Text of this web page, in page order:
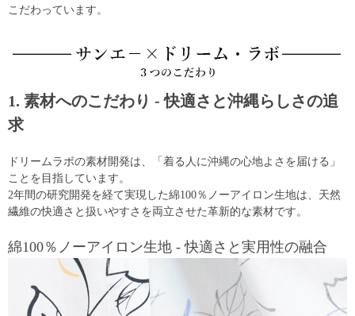
こだわっています。
1. 素材へのこだわり - 快適さと沖縄らしさの追
求
ドリームラボの素材開発は、「着る人に沖縄の心地よさを届ける」
ことを目指しています。
2年間の研究開発を経て実現した綿100％ノーアイロン生地は、天然
繊維の快適さと扱いやすさを両立させた革新的な素材です。
綿100％ノーアイロン生地 - 快適さと実用性の融合